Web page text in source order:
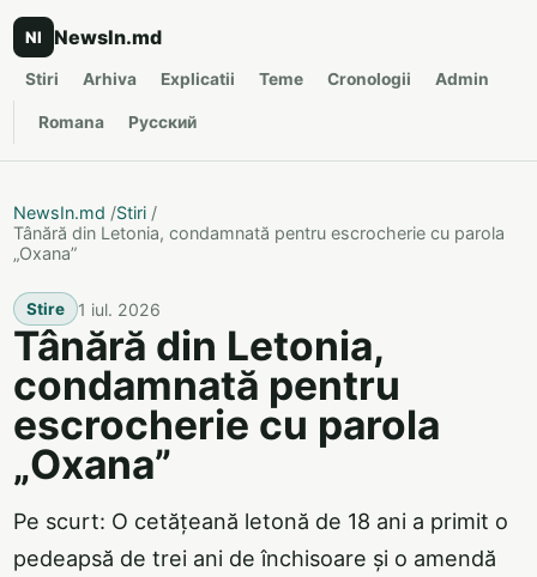
NI NewsIn.md
Stiri Arhiva Explicatii Teme Cronologii Admin
Romana Русский
NewsIn.md /Stiri /
Tânără din Letonia, condamnată pentru escrocherie cu parola
„Oxana”
Stire 1 iul. 2026
Tânără din Letonia,
condamnată pentru
escrocherie cu parola
„Oxana”
Pe scurt: O cetățeană letonă de 18 ani a primit o
pedeapsă de trei ani de închisoare și o amendă